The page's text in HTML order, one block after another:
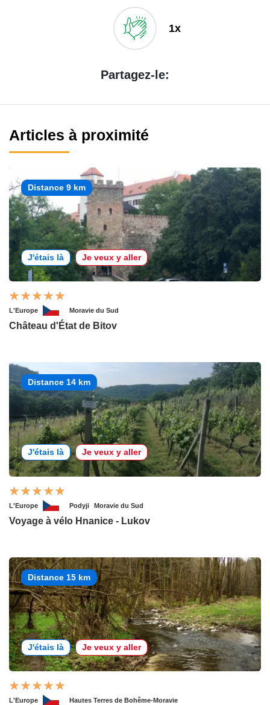
1x
Partagez-le:
Articles à proximité
Distance 9 km
J'étais là Je veux y aller
L'Europe Moravie du Sud
Château d'État de Bitov
Distance 14 km
J'étais là Je veux y aller
L'Europe Podyji Moravie du Sud
Voyage à vélo Hnanice - Lukov
Distance 15 km
J'étais là Je veux y aller
L'Europe Hautes Terres de Bohême-Moravie